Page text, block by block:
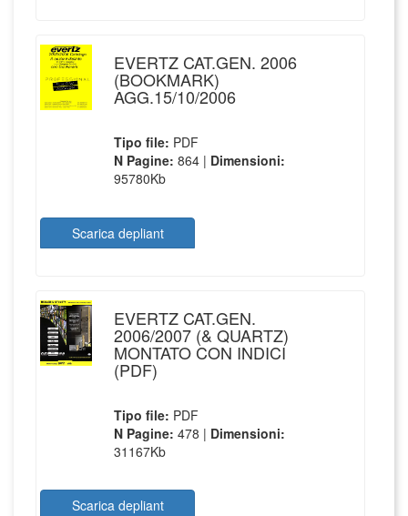
EVERTZ CAT.GEN. 2006
(BOOKMARK)
AGG.15/10/2006
Tipo file: PDF
N Pagine:864 | Dimensioni:
95780Kb
Scarica depliant
EVERTZ CAT.GEN.
2006/2007 (& QUARTZ)
MONTATO CON INDICI
(PDF)
Tipo file: PDF
N Pagine:478 | Dimensioni:
31167Kb
Scarica depliant